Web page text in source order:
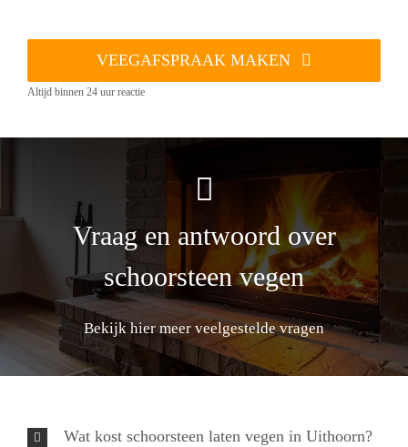
VEEGAFSPRAAK MAKEN
Altijd binnen 24 uur reactie
Vraag en antwoord over
schoorsteen vegen
Bekijk hier meer veelgestelde vragen
Wat kost schoorsteen laten vegen in Uithoorn?